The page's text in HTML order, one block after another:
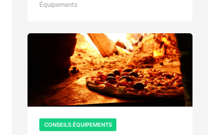
Équipements
CONSEILS ÉQUIPEMENTS